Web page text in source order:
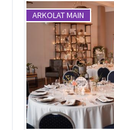
ARKOLAT MAIN